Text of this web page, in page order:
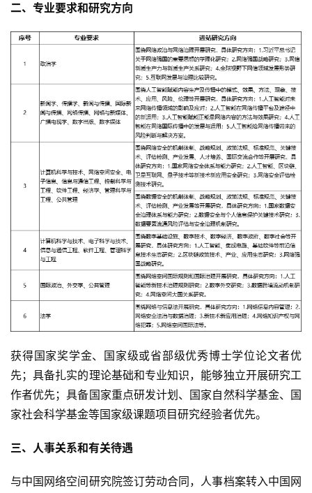
二、专业要求和研究方向
获得国家奖学金、国家级或省部级优秀博士学位论文者优
先；具备扎实的理论基础和专业知识，能够独立开展研究工
作者优先；具备国家重点研发计划、国家自然科学基金、国
家社会科学基金等国家级课题项目研究经验者优先。
三、人事关系和有关待遇
与中国网络空间研究院签订劳动合同，人事档案转入中国网